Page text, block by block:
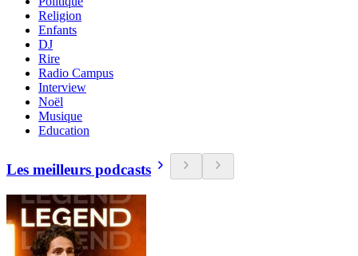
Religion
Enfants
DJ
Rire
Radio Campus
Interview
Noël
Musique
Education
Les meilleurs podcasts